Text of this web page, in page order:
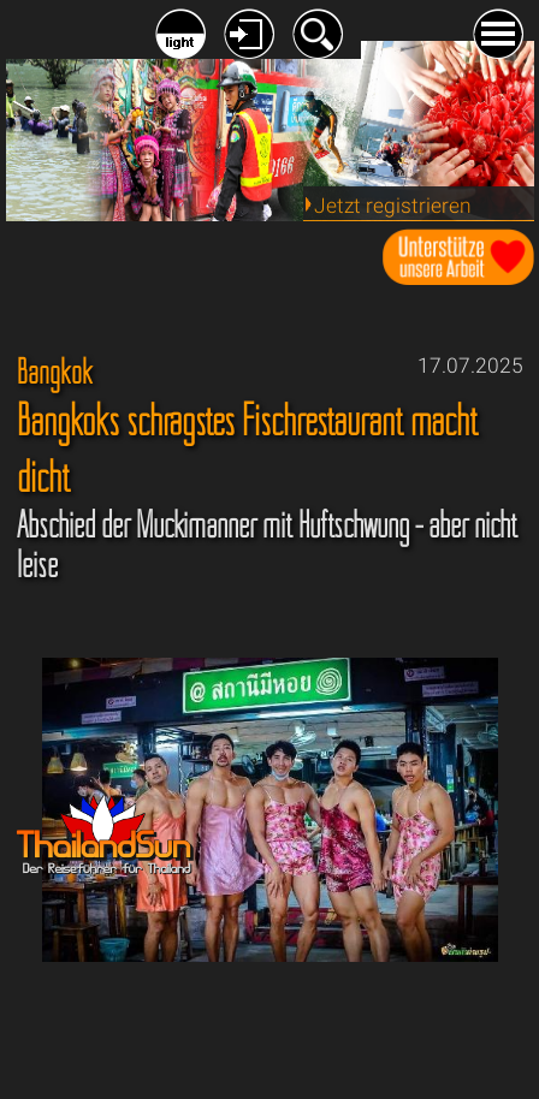
Jetzt registrieren
17.07.2025
Bangkok
Bangkoks schrägstes Fischrestaurant macht
dicht
Abschied der Muckimänner mit Hüftschwung - aber nicht
leise